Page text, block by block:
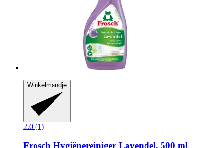
Winkelmandje
2.0 (1)
Frosch Hygiënereiniger Lavendel, 500 ml